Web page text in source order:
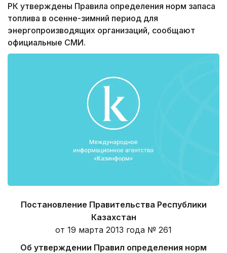
РК утверждены Правила определения норм запаса
топлива в осенне-зимний период для
энергопроизводящих организаций, сообщают
официальные СМИ.
Постановление Правительства Республики
Казахстан
от 19 марта 2013 года № 261
Об утверждении Правил определения норм